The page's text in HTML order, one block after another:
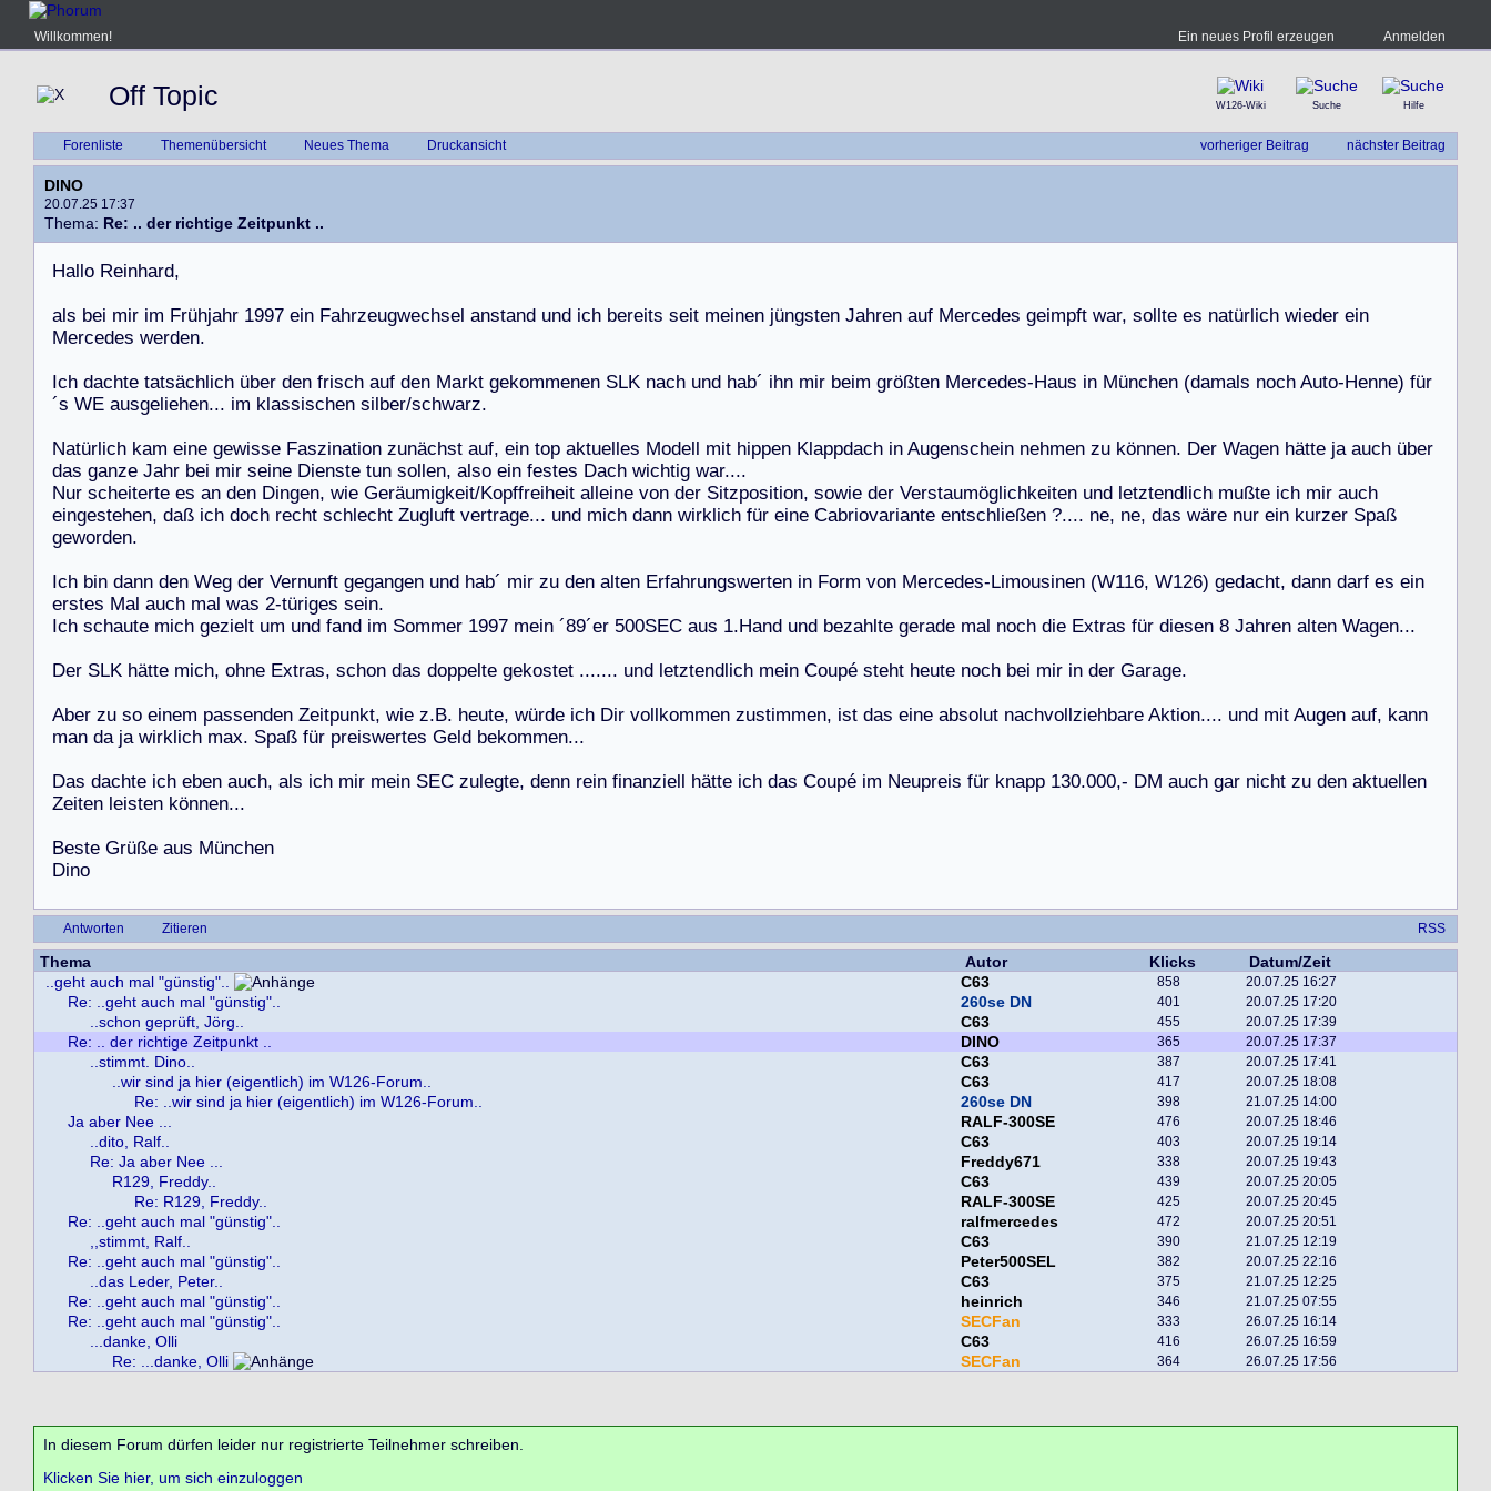
Willkommen! Ein neues Profil erzeugen Anmelden
Off Topic W126-Wiki Suche Hilfe
vorheriger Beitrag nächster Beitrag
Forenliste Themenübersicht Neues Thema Druckansicht
DINO
20.07.25 17:37
Thema: Re: .. der richtige Zeitpunkt ..
Hallo Reinhard,
als bei mir im Frühjahr 1997 ein Fahrzeugwechsel anstand und ich bereits seit meinen jüngsten Jahren auf Mercedes geimpft war, sollte es natürlich wieder ein
Mercedes werden.
Ich dachte tatsächlich über den frisch auf den Markt gekommenen SLK nach und hab´ ihn mir beim größten Mercedes-Haus in München (damals noch Auto-Henne) für
´s WE ausgeliehen... im klassischen silber/schwarz.
Natürlich kam eine gewisse Faszination zunächst auf, ein top aktuelles Modell mit hippen Klappdach in Augenschein nehmen zu können. Der Wagen hätte ja auch über
das ganze Jahr bei mir seine Dienste tun sollen, also ein festes Dach wichtig war....
Nur scheiterte es an den Dingen, wie Geräumigkeit/Kopffreiheit alleine von der Sitzposition, sowie der Verstaumöglichkeiten und letztendlich mußte ich mir auch
eingestehen, daß ich doch recht schlecht Zugluft vertrage... und mich dann wirklich für eine Cabriovariante entschließen ?.... ne, ne, das wäre nur ein kurzer Spaß
geworden.
Ich bin dann den Weg der Vernunft gegangen und hab´ mir zu den alten Erfahrungswerten in Form von Mercedes-Limousinen (W116, W126) gedacht, dann darf es ein
erstes Mal auch mal was 2-türiges sein.
Ich schaute mich gezielt um und fand im Sommer 1997 mein ´89´er 500SEC aus 1.Hand und bezahlte gerade mal noch die Extras für diesen 8 Jahren alten Wagen...
Der SLK hätte mich, ohne Extras, schon das doppelte gekostet ....... und letztendlich mein Coupé steht heute noch bei mir in der Garage.
Aber zu so einem passenden Zeitpunkt, wie z.B. heute, würde ich Dir vollkommen zustimmen, ist das eine absolut nachvollziehbare Aktion.... und mit Augen auf, kann
man da ja wirklich max. Spaß für preiswertes Geld bekommen...
Das dachte ich eben auch, als ich mir mein SEC zulegte, denn rein finanziell hätte ich das Coupé im Neupreis für knapp 130.000,- DM auch gar nicht zu den aktuellen
Zeiten leisten können...
Beste Grüße aus München
Dino
Antworten Zitieren RSS
Thema Autor Klicks
Datum/Zeit
..geht auch mal "günstig"..
C63 858 20.07.25 16:27
Re: ..geht auch mal "günstig".. 260se DN 401 20.07.25 17:20
..schon geprüft, Jörg.. C63 455 20.07.25 17:39
Re: .. der richtige Zeitpunkt .. DINO 365 20.07.25 17:37
..stimmt. Dino.. C63 387 20.07.25 17:41
..wir sind ja hier (eigentlich) im W126-Forum.. C63 417 20.07.25 18:08
Re: ..wir sind ja hier (eigentlich) im W126-Forum.. 260se DN 398 21.07.25 14:00
Ja aber Nee ... RALF-300SE 476 20.07.25 18:46
..dito, Ralf.. C63 403 20.07.25 19:14
Re: Ja aber Nee ... Freddy671 338 20.07.25 19:43
R129, Freddy.. C63 439 20.07.25 20:05
Re: R129, Freddy.. RALF-300SE 425 20.07.25 20:45
Re: ..geht auch mal "günstig".. ralfmercedes 472 20.07.25 20:51
,,stimmt, Ralf.. C63 390 21.07.25 12:19
Re: ..geht auch mal "günstig".. Peter500SEL 382 20.07.25 22:16
..das Leder, Peter.. C63 375 21.07.25 12:25
Re: ..geht auch mal "günstig".. heinrich 346 21.07.25 07:55
Re: ..geht auch mal "günstig".. SECFan 333 26.07.25 16:14
...danke, Olli C63 416 26.07.25 16:59
Re: ...danke, Olli SECFan 364 26.07.25 17:56
In diesem Forum dürfen leider nur registrierte Teilnehmer schreiben.
Klicken Sie hier, um sich einzuloggen